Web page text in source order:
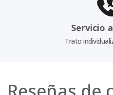
Servicio
Trato